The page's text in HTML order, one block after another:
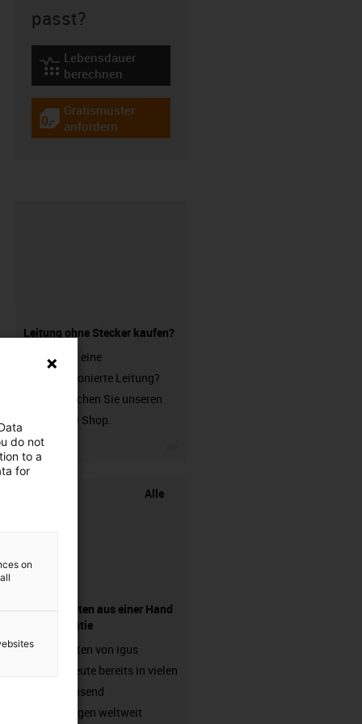
passt?
igus-icon-lebensdauerrechner
Lebensdauer
berechnen
igus-icon-gratismuster
Gratismuster
anfordern
Leitung ohne Stecker kaufen?
Sie suchen eine
unkonfektionierte Leitung?
Dann besuchen Sie unseren
chainflex® Shop.
Alle
Komponenten aus einer Hand
- mit Garantie
Energieketten von igus
arbeiten heute bereits in vielen
hunderttausend
Anwendungen weltweit
do not
to a
for
on